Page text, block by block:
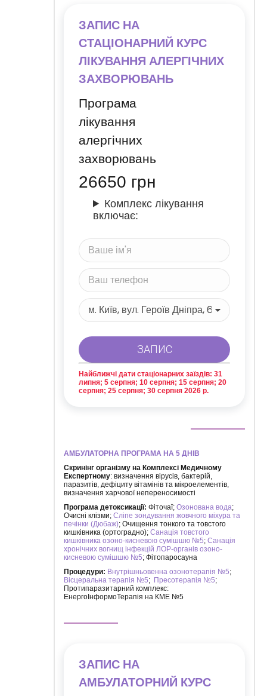
ЗАПИС НА
СТАЦІОНАРНИЙ КУРС
ЛІКУВАННЯ АЛЕРГІЧНИХ
ЗАХВОРЮВАНЬ
Програма
лікування
алергічних
захворювань
26650 грн
Комплекс лікування
включає:
Найближчі дати стаціонарних заїздів: 31
липня; 5 серпня; 10 серпня; 15 серпня; 20
серпня; 25 серпня; 30 серпня 2026 р.
АМБУЛАТОРНА ПРОГРАМА НА 5 ДНІВ
Скринінг організму на Комплексі Медичному
Експертному: визначення вірусів, бактерій,
паразитів, дефіциту вітамінів та мікроелементів,
визначення харчової непереносимості
Програма детоксикації: Фіточаї; Озонована вода;
Очисні клізми; Сліпе зондування жовчного міхура та
печінки (Дюбаж); Очищення тонкого та товстого
кишківника (ортоградно); Санація товстого
кишківника озоно-кисневою сумішшю №5; Санація
хронічних вогнищ інфекцій ЛОР-органів озоно-
кисневою сумішшю №5; Фітопаросауна
Процедури: Внутрішньовенна озонотерапія №5;
Вісцеральна терапія №5; Пресотерапія №5;
Протипаразитарний комплекс:
ЕнергоІнформоТерапія на КМЕ №5
ЗАПИС НА
АМБУЛАТОРНИЙ КУРС